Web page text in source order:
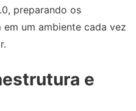
preparando os
um ambiente cada vez
e